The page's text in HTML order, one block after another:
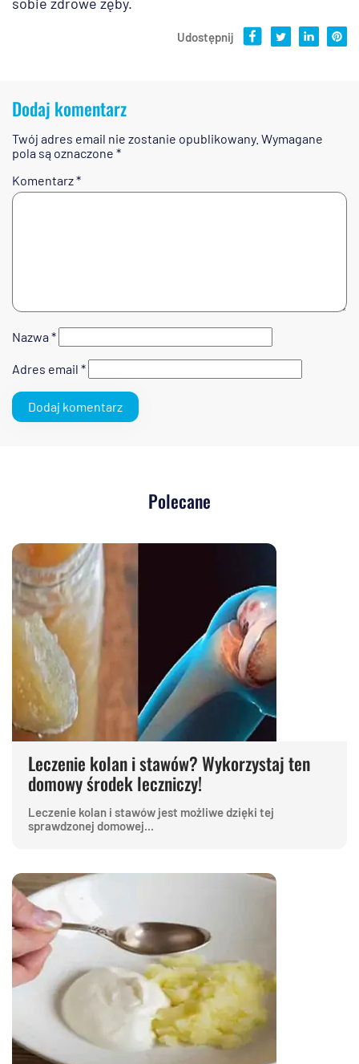
Udostępnij
Dodaj komentarz
Twój adres email nie zostanie opublikowany. Wymagane
pola są oznaczone *
Komentarz*
Nazwa *
Adres email *
Polecane
Leczenie kolan i stawów? Wykorzystaj ten
domowy środek leczniczy!
Leczenie kolan i stawów jest możliwe dzięki tej
sprawdzonej domowej...